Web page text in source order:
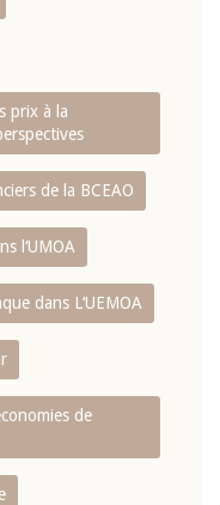
prix à la
de la BCEAO
l‘UMOA
dans L‘UEMOA
de